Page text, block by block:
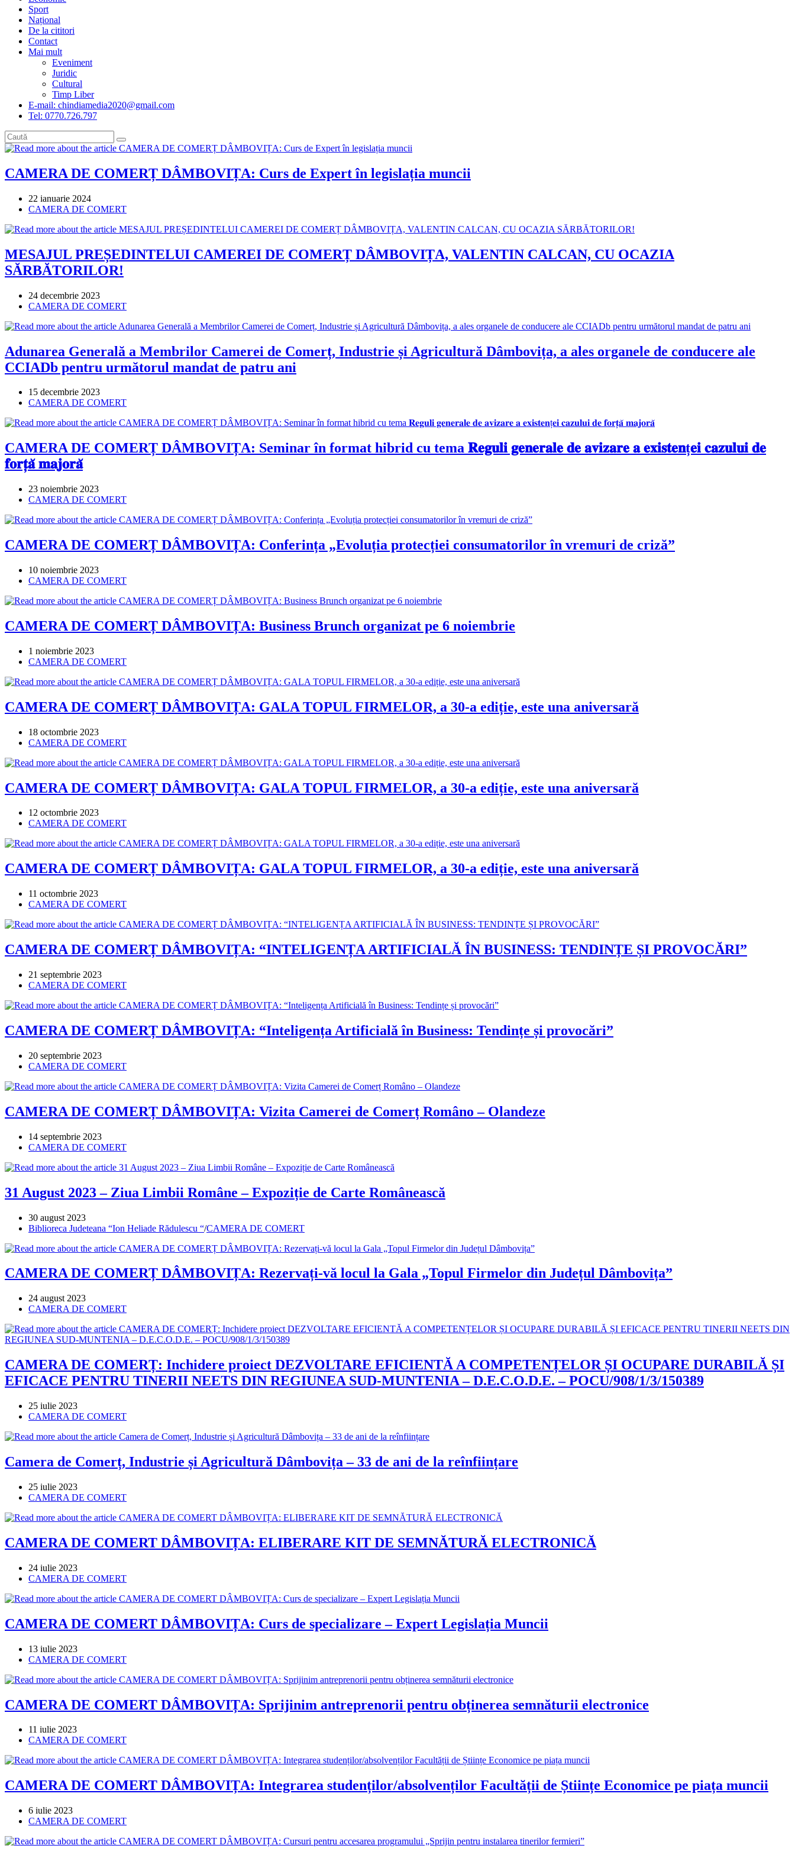
Sport
Național
De la cititori
Contact
Mai mult
Eveniment
Juridic
Cultural
Timp Liber
E-mail: chindiamedia2020@gmail.com
Tel: 0770.726.797
CAMERA DE COMERȚ DÂMBOVIȚA: Curs de Expert în legislația muncii
Post
published:
22 ianuarie 2024
Post
CAMERA DE COMERT
MESAJUL PREȘEDINTELUI CAMEREI DE COMERȚ DÂMBOVIȚA, VALENTIN CALCAN, CU OCAZIA
SĂRBĂTORILOR!
Post
published:
24 decembrie 2023
Post
CAMERA DE COMERT
Adunarea Generală a Membrilor Camerei de Comerț, Industrie și Agricultură Dâmbovița, a ales organele de conducere ale
CCIADb pentru următorul mandat de patru ani
Post
published:
15 decembrie 2023
Post
CAMERA DE COMERT
CAMERA DE COMERȚ DÂMBOVIȚA: Seminar în format hibrid cu tema 𝐑𝐞𝐠𝐮𝐥𝐢 𝐠𝐞𝐧𝐞𝐫𝐚𝐥𝐞 𝐝𝐞 𝐚𝐯𝐢𝐳𝐚𝐫𝐞 𝐚 𝐞𝐱𝐢𝐬𝐭𝐞𝐧ț𝐞𝐢 𝐜𝐚𝐳𝐮𝐥𝐮𝐢 𝐝𝐞
𝐟𝐨𝐫𝐭̦𝐚̆ 𝐦𝐚𝐣𝐨𝐫𝐚̆
Post
published:
23 noiembrie 2023
Post
CAMERA DE COMERT
CAMERA DE COMERȚ DÂMBOVIȚA: Conferința „Evoluția protecției consumatorilor în vremuri de criză”
Post
published:
10 noiembrie 2023
Post
CAMERA DE COMERT
CAMERA DE COMERȚ DÂMBOVIȚA: Business Brunch organizat pe 6 noiembrie
Post
published:
1 noiembrie 2023
Post
CAMERA DE COMERT
CAMERA DE COMERȚ DÂMBOVIȚA: GALA TOPUL FIRMELOR, a 30-a ediție, este una aniversară
Post
published:
18 octombrie 2023
Post
CAMERA DE COMERT
CAMERA DE COMERȚ DÂMBOVIȚA: GALA TOPUL FIRMELOR, a 30-a ediție, este una aniversară
Post
published:
12 octombrie 2023
Post
CAMERA DE COMERT
CAMERA DE COMERȚ DÂMBOVIȚA: GALA TOPUL FIRMELOR, a 30-a ediție, este una aniversară
Post
published:
11 octombrie 2023
Post
CAMERA DE COMERT
CAMERA DE COMERȚ DÂMBOVIȚA: “INTELIGENȚA ARTIFICIALĂ ÎN BUSINESS: TENDINȚE ȘI PROVOCĂRI”
Post
published:
21 septembrie 2023
Post
CAMERA DE COMERT
CAMERA DE COMERȚ DÂMBOVIȚA: “Inteligența Artificială în Business: Tendințe și provocări”
Post
published:
20 septembrie 2023
Post
CAMERA DE COMERT
CAMERA DE COMERȚ DÂMBOVIȚA: Vizita Camerei de Comerț Româno – Olandeze
Post
published:
14 septembrie 2023
Post
CAMERA DE COMERT
31 August 2023 – Ziua Limbii Române – Expoziție de Carte Românească
Post
published:
30 august 2023
Post
Biblioreca Judeteana “Ion Heliade Rădulescu “/CAMERA DE COMERT
CAMERA DE COMERȚ DÂMBOVIȚA: Rezervați-vă locul la Gala „Topul Firmelor din Județul Dâmbovița”
Post
published:
24 august 2023
Post
CAMERA DE COMERT
CAMERA DE COMERȚ: Inchidere proiect DEZVOLTARE EFICIENTĂ A COMPETENȚELOR ȘI OCUPARE DURABILĂ ȘI
EFICACE PENTRU TINERII NEETS DIN REGIUNEA SUD-MUNTENIA – D.E.C.O.D.E. – POCU/908/1/3/150389
Post
published:
25 iulie 2023
Post
CAMERA DE COMERT
Camera de Comerț, Industrie și Agricultură Dâmbovița – 33 de ani de la reînființare
Post
published:
25 iulie 2023
Post
CAMERA DE COMERT
CAMERA DE COMERT DÂMBOVIȚA: ELIBERARE KIT DE SEMNĂTURĂ ELECTRONICĂ
Post
published:
24 iulie 2023
Post
CAMERA DE COMERT
CAMERA DE COMERT DÂMBOVIȚA: Curs de specializare – Expert Legislația Muncii
Post
published:
13 iulie 2023
Post
CAMERA DE COMERT
CAMERA DE COMERT DÂMBOVIȚA: Sprijinim antreprenorii pentru obținerea semnăturii electronice
Post
published:
11 iulie 2023
Post
CAMERA DE COMERT
CAMERA DE COMERT DÂMBOVIȚA: Integrarea studenților/absolvenților Facultății de Științe Economice pe piața muncii
Post
published:
6 iulie 2023
Post
CAMERA DE COMERT